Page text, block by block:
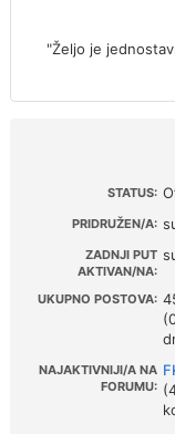
"Željo je
STATUS:
PRIDRUŽEN/A:
ZADNJI PUT
AKTIVAN/NA:
UKUPNO POSTOVA:
NAJAKTIVNIJI/A NA
FORUMU: